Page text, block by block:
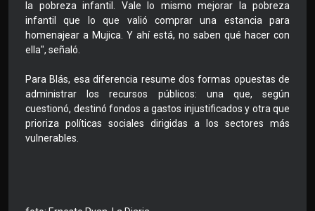
la pobreza infantil. Vale lo mismo mejorar la pobreza
infantil que lo que valió comprar una estancia para
homenajear a Mujica. Y ahí está, no saben qué hacer con
ella", señaló.
Para Blás, esa diferencia resume dos formas opuestas de
administrar los recursos públicos: una que, según
cuestionó, destinó fondos a gastos injustificados y otra que
prioriza políticas sociales dirigidas a los sectores más
vulnerables.